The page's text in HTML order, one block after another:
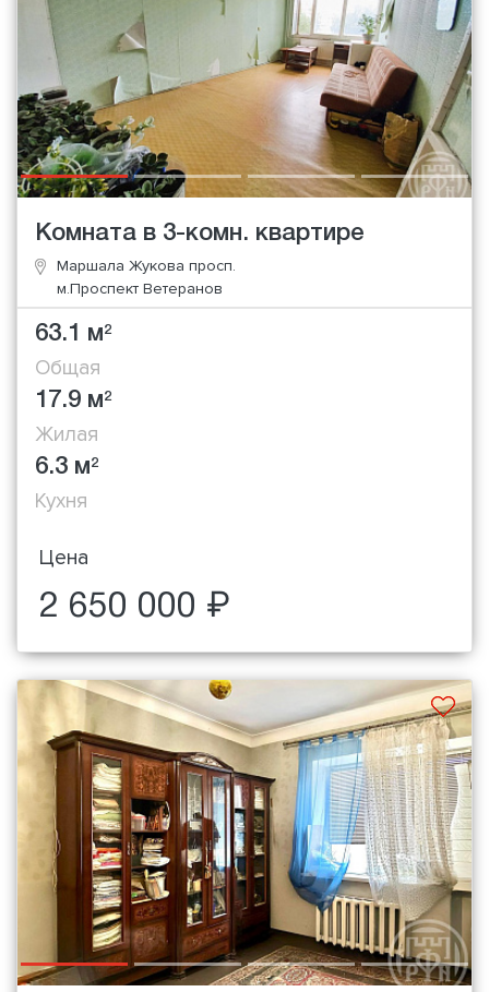
Комната в 3-комн. квартире
Маршала Жукова просп.
м.Проспект Ветеранов
63.1 м2
Общая
17.9 м2
Жилая
6.3 м2
Кухня
Цена
2 650 000 ₽